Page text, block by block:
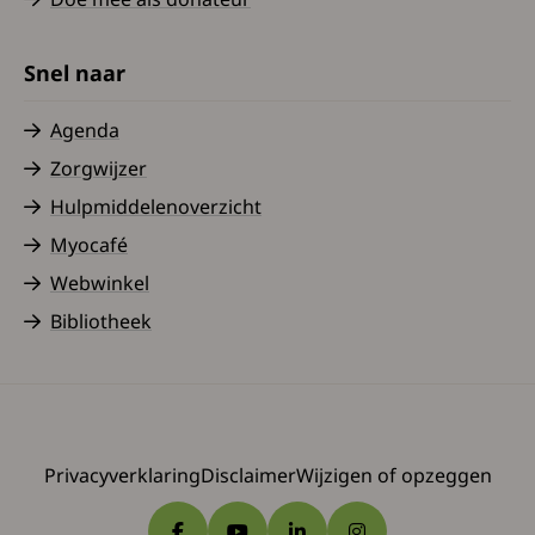
Snel naar
Agenda
Zorgwijzer
Hulpmiddelenoverzicht
Myocafé
Webwinkel
Bibliotheek
PrivacyverklaringDisclaimerWijzigen of opzeggen